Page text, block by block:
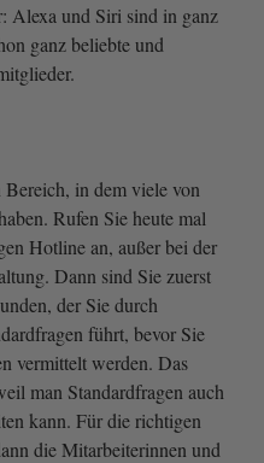
Alexa und Siri sind in ganz
ganz beliebte und
in dem viele von
Rufen Sie heute mal
Hotline an, außer bei der
Dann sind Sie zuerst
der Sie durch
führt, bevor Sie
vermittelt werden. Das
man Standardfragen auch
kann. Für die richtigen
die Mitarbeiterinnen und